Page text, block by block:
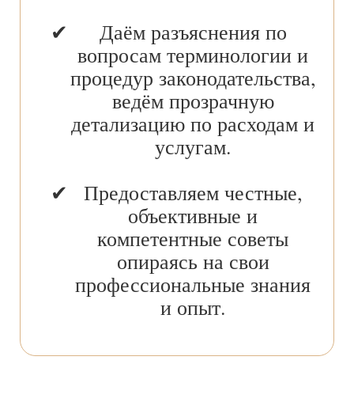
Даём разъяснения по
вопросам терминологии и
процедур законодательства,
ведём прозрачную
детализацию по расходам и
услугам.
Предоставляем честные,
объективные и
компетентные советы
опираясь на свои
профессиональные знания
и опыт.